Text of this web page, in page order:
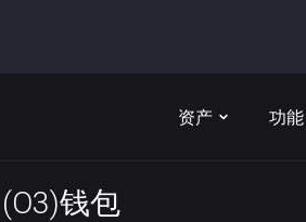
资产 功能
钱包